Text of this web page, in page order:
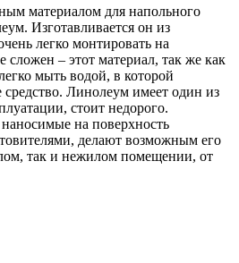
материалом для напольного
Изготавливается он из
легко монтировать на
сложен – этот материал, так же как
мыть водой, в которой
Линолеум имеет один из
стоит недорого.
на поверхность
делают возможным его
так и нежилом помещении, от